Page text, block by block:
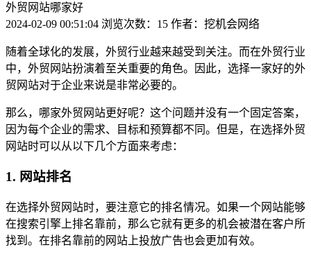
外贸网站哪家好
2024-02-09 00:51:04 浏览次数：15 作者：挖机会网络
随着全球化的发展，外贸行业越来越受到关注。而在外贸行业
中，外贸网站扮演着至关重要的角色。因此，选择一家好的外
贸网站对于企业来说是非常必要的。
那么，哪家外贸网站更好呢？这个问题并没有一个固定答案，
因为每个企业的需求、目标和预算都不同。但是，在选择外贸
网站时可以从以下几个方面来考虑：
1. 网站排名
在选择外贸网站时，要注意它的排名情况。如果一个网站能够
在搜索引擎上排名靠前，那么它就有更多的机会被潜在客户所
找到。在排名靠前的网站上投放广告也会更加有效。